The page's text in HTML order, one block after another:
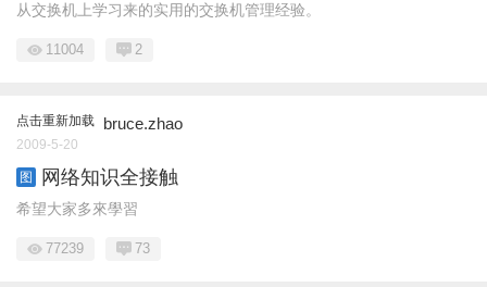
从交换机上学习来的实用的交换机管理经验。
11004 2
点击重新加载 bruce.zhao
2009-5-20
图 网络知识全接触
希望大家多來學習
77239 73